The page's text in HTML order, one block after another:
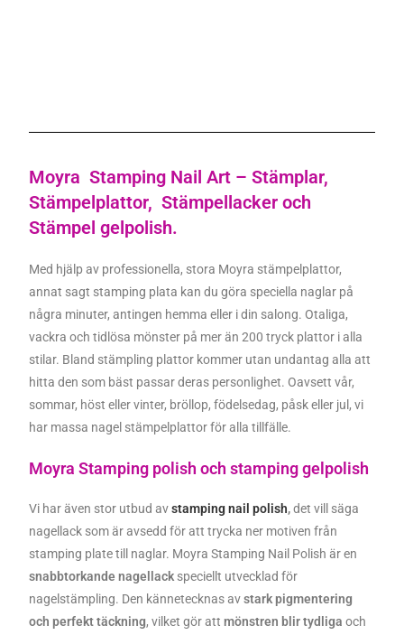
Moyra Stamping Nail Art – Stämplar,
Stämpelplattor, Stämpellacker och
Stämpel gelpolish.
Med hjälp av professionella, stora Moyra stämpelplattor,
annat sagt stamping plata kan du göra speciella naglar på
några minuter, antingen hemma eller i din salong. Otaliga,
vackra och tidlösa mönster på mer än 200 tryck plattor i alla
stilar. Bland stämpling plattor kommer utan undantag alla att
hitta den som bäst passar deras personlighet. Oavsett vår,
sommar, höst eller vinter, bröllop, födelsedag, påsk eller jul, vi
har massa nagel stämpelplattor för alla tillfälle.
Moyra Stamping polish och stamping gelpolish
Vi har även stor utbud avstamping nail polish,det vill säga
nagellack som är avsedd för att trycka ner motiven från
stamping plate till naglar. Moyra Stamping Nail Polish är en
snabbtorkande nagellack speciellt utvecklad för
nagelstämpling. Den kännetecknas avstark pigmentering
och perfekt täckning, vilket gör attmönstren blir tydliga och